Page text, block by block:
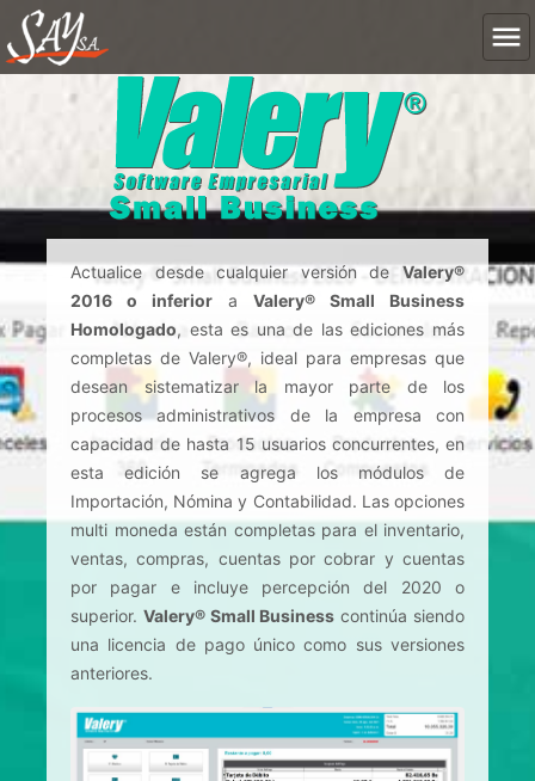
Actualice desde cualquier versión de Valery®
2016 o inferior a Valery® Small Business
Homologado, esta es una de las ediciones más
completas de Valery®, ideal para empresas que
desean sistematizar la mayor parte de los
procesos administrativos de la empresa con
capacidad de hasta 15 usuarios concurrentes, en
esta edición se agrega los módulos de
Importación, Nómina y Contabilidad. Las opciones
multi moneda están completas para el inventario,
ventas, compras, cuentas por cobrar y cuentas
por pagar e incluye percepción del 2020 o
superior. Valery® Small Business continúa siendo
una licencia de pago único como sus versiones
anteriores.